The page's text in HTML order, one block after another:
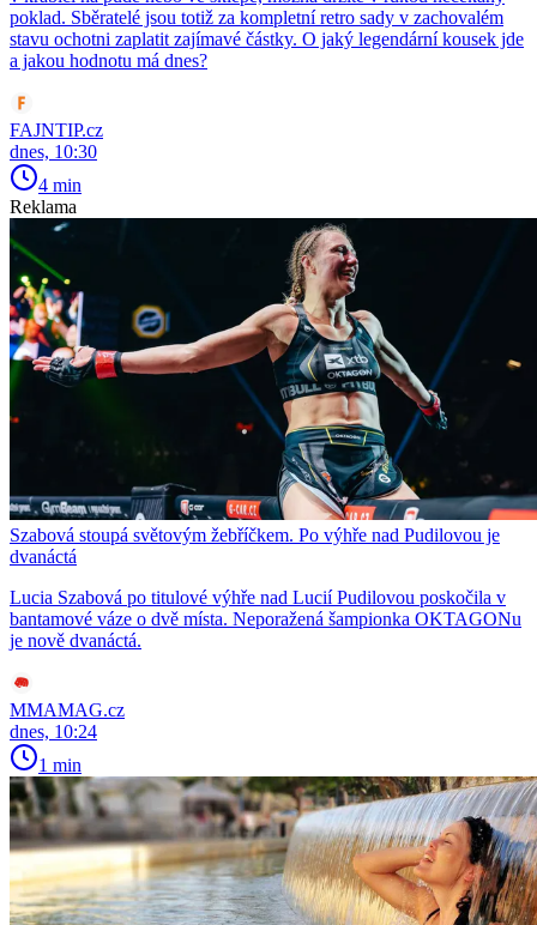
poklad. Sběratelé jsou totiž za kompletní retro sady v zachovalém
stavu ochotni zaplatit zajímavé částky. O jaký legendární kousek jde
a jakou hodnotu má dnes?
FAJNTIP.cz
dnes, 10:30
4 min
Reklama
Szabová stoupá světovým žebříčkem. Po výhře nad Pudilovou je
dvanáctá
Lucia Szabová po titulové výhře nad Lucií Pudilovou poskočila v
bantamové váze o dvě místa. Neporažená šampionka OKTAGONu
je nově dvanáctá.
MMAMAG.cz
dnes, 10:24
1 min